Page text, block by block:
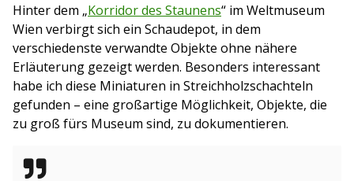
Hinter dem „Korridor des Staunens“ im Weltmuseum
Wien verbirgt sich ein Schaudepot, in dem
verschiedenste verwandte Objekte ohne nähere
Erläuterung gezeigt werden. Besonders interessant
habe ich diese Miniaturen in Streichholzschachteln
gefunden – eine großartige Möglichkeit, Objekte, die
zu groß fürs Museum sind, zu dokumentieren.